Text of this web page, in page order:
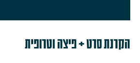
הקרנת סרט + פיצה וטרופית